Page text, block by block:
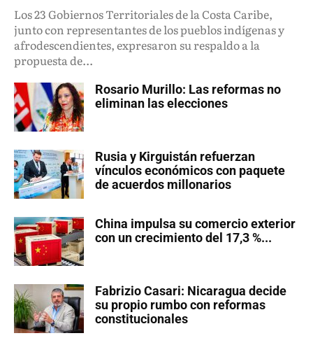
Los 23 Gobiernos Territoriales de la Costa Caribe,
junto con representantes de los pueblos indígenas y
afrodescendientes, expresaron su respaldo a la
propuesta de...
Rosario Murillo: Las reformas no
eliminan las elecciones
Rusia y Kirguistán refuerzan
vínculos económicos con paquete
de acuerdos millonarios
China impulsa su comercio exterior
con un crecimiento del 17,3 %...
Fabrizio Casari: Nicaragua decide
su propio rumbo con reformas
constitucionales